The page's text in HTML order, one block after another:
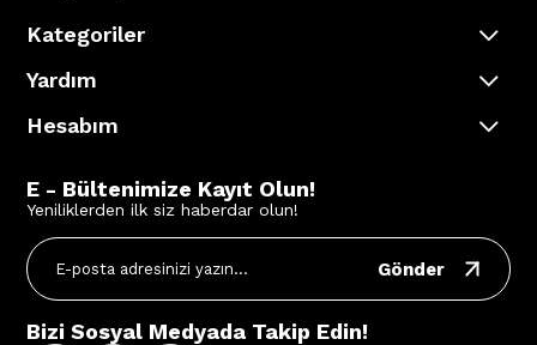
Kategoriler
Yardım
Hesabım
E - Bültenimize Kayıt Olun!
Yeniliklerden ilk siz haberdar olun!
Gönder
Bizi Sosyal Medyada Takip Edin!